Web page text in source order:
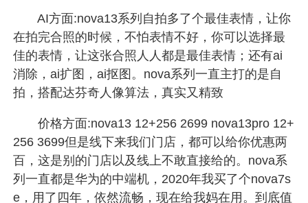
AI方面:nova13系列自拍多了个最佳表情，让你
在拍完合照的时候，不怕表情不好，你可以选择最
佳的表情，让这张合照人人都是最佳表情；还有ai
消除，ai扩图，ai抠图。nova系列一直主打的是自
拍，搭配达芬奇人像算法，真实又精致
价格方面:nova13 12+256 2699 nova13pro 12+
256 3699但是线下来我们门店，都可以给你优惠两
百，这是别的门店以及线上不敢直接给的。nova系
列一直都是华为的中端机，2020年我买了个nova7s
e，用了四年，依然流畅，现在给我妈在用。到底值